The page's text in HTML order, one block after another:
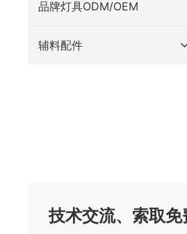
品牌灯具ODM/OEM
辅料配件
技术交流、索取